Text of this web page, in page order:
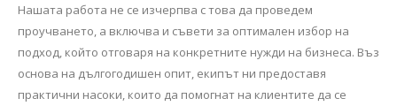
Нашата работа не се изчерпва с това да проведем
проучването, а включва и съвети за оптимален избор на
подход, който отговаря на конкретните нужди на бизнеса. Въз
основа на дългогодишен опит, екипът ни предоставя
практични насоки, които да помогнат на клиентите да се